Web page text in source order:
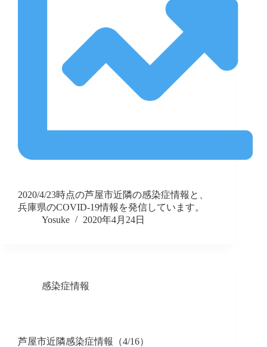
2020/4/23時点の芦屋市近隣の感染症情報と、
兵庫県のCOVID-19情報を発信しています。
Yosuke
2020年4月24日
感染症情報
芦屋市近隣感染症情報（4/16）